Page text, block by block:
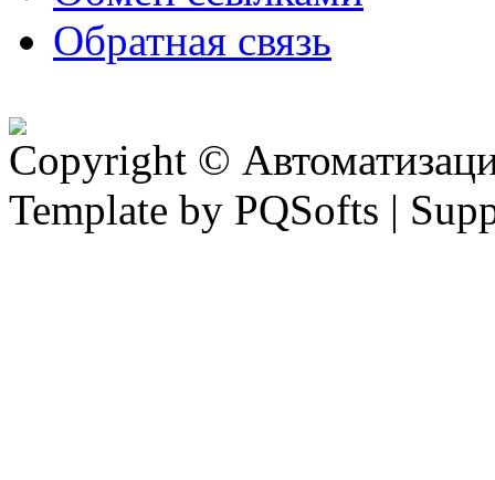
Обратная связь
Copyright ©
Template by PQSofts |